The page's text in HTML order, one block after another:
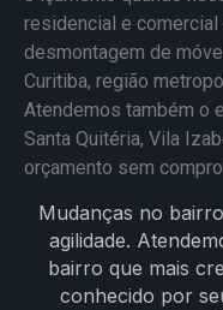
residencial e comercial
desmontagem de
Curitiba, região
Atendemos também o
Santa Quitéria, Vila
orçamento sem
Mudanças no
agilidade.
bairro que mais
conhecido por